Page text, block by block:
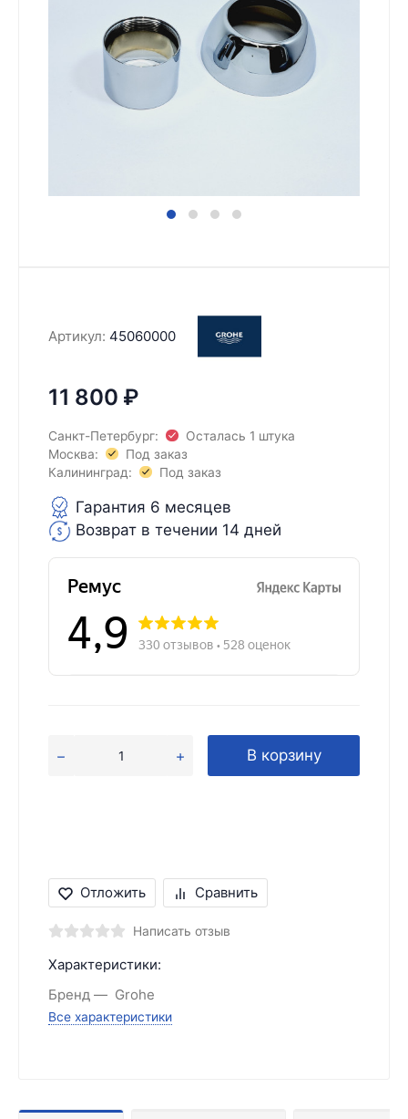
Артикул: 45060000
11 800 ₽
Санкт-Петербург:
Осталась 1 штука
Москва:
Под заказ
Калининград:
Под заказ
Гарантия 6 месяцев
Возврат в течении 14 дней
В корзину
Отложить Сравнить
Написать отзыв
Характеристики:
Бренд
Grohe
Все характеристики